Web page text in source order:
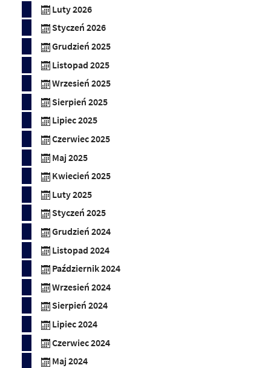
Luty 2026
Styczeń 2026
Grudzień 2025
Listopad 2025
Wrzesień 2025
Sierpień 2025
Lipiec 2025
Czerwiec 2025
Maj 2025
Kwiecień 2025
Luty 2025
Styczeń 2025
Grudzień 2024
Listopad 2024
Październik 2024
Wrzesień 2024
Sierpień 2024
Lipiec 2024
Czerwiec 2024
Maj 2024